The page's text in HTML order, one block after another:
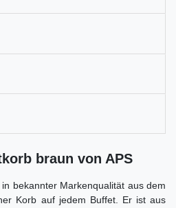
braun von APS
bekannter Markenqualität aus dem
Korb auf jedem Buffet. Er ist aus